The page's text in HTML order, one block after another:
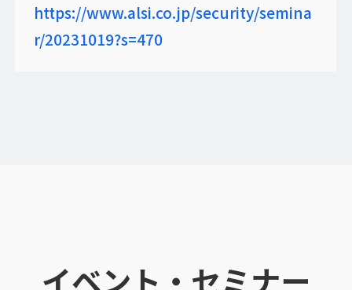
https://www.alsi.co.jp/security/semina
r/20231019?s=470
イベント・セミナー